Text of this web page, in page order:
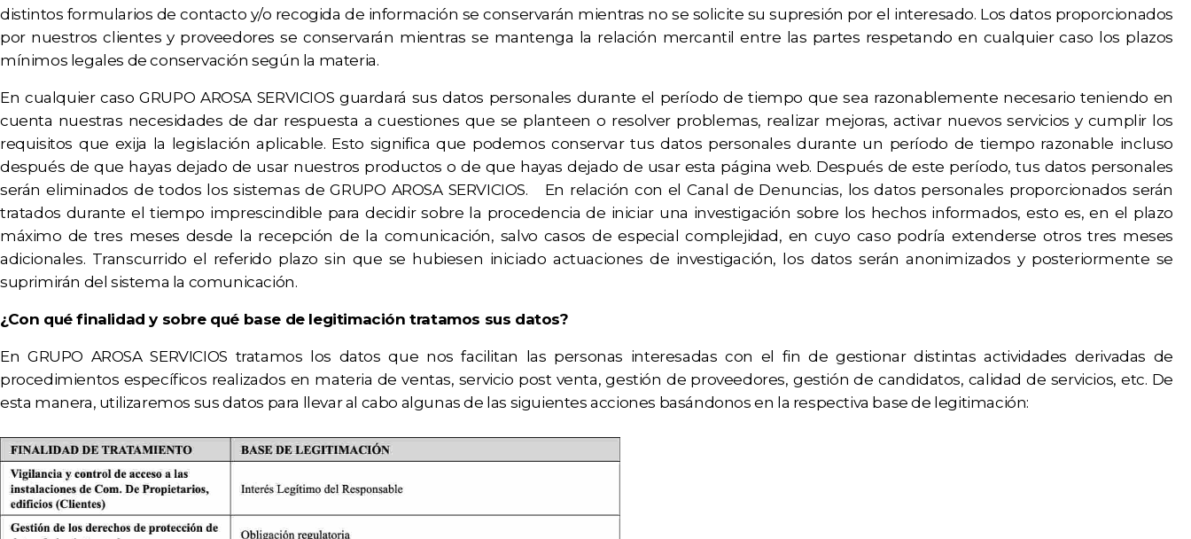
distintos formularios de contacto y/o recogida de información se conservarán mientras no se solicite su supresión por el interesado. Los datos proporcionados
por nuestros clientes y proveedores se conservarán mientras se mantenga la relación mercantil entre las partes respetando en cualquier caso los plazos
mínimos legales de conservación según la materia.
En cualquier caso GRUPO AROSA SERVICIOS guardará sus datos personales durante el período de tiempo que sea razonablemente necesario teniendo en
cuenta nuestras necesidades de dar respuesta a cuestiones que se planteen o resolver problemas, realizar mejoras, activar nuevos servicios y cumplir los
requisitos que exija la legislación aplicable. Esto significa que podemos conservar tus datos personales durante un período de tiempo razonable incluso
después de que hayas dejado de usar nuestros productos o de que hayas dejado de usar esta página web. Después de este período, tus datos personales
serán eliminados de todos los sistemas de GRUPO AROSA SERVICIOS. En relación con el Canal de Denuncias, los datos personales proporcionados serán
tratados durante el tiempo imprescindible para decidir sobre la procedencia de iniciar una investigación sobre los hechos informados, esto es, en el plazo
máximo de tres meses desde la recepción de la comunicación, salvo casos de especial complejidad, en cuyo caso podría extenderse otros tres meses
adicionales. Transcurrido el referido plazo sin que se hubiesen iniciado actuaciones de investigación, los datos serán anonimizados y posteriormente se
suprimirán del sistema la comunicación.
¿Con qué finalidad y sobre qué base de legitimación tratamos sus datos?
En GRUPO AROSA SERVICIOS tratamos los datos que nos facilitan las personas interesadas con el fin de gestionar distintas actividades derivadas de
procedimientos específicos realizados en materia de ventas, servicio post venta, gestión de proveedores, gestión de candidatos, calidad de servicios, etc. De
esta manera, utilizaremos sus datos para llevar al cabo algunas de las siguientes acciones basándonos en la respectiva base de legitimación: